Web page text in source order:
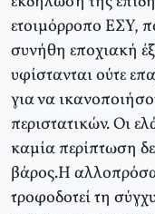
ετοιμόρροπο ΕΣΥ,
συνήθη εποχιακή
υφίστανται ούτε
για να
περιστατικών. Οι
καμία περίπτωση
βάρος.Η
τροφοδοτεί τη